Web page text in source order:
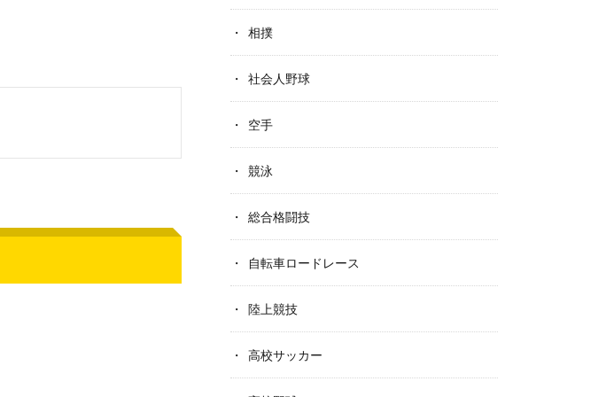
相撲
社会人野球
空手
競泳
総合格闘技
自転車ロードレース
陸上競技
高校サッカー